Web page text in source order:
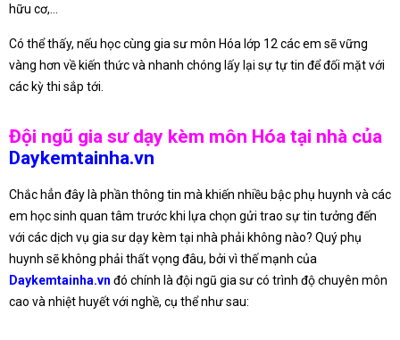
hữu cơ,…
Có thể thấy, nếu học cùng gia sư môn Hóa lớp 12 các em sẽ vững
vàng hơn về kiến thức và nhanh chóng lấy lại sự tự tin để đối mặt với
các kỳ thi sắp tới.
Đội ngũ gia sư dạy kèm môn Hóa tại nhà của
Daykemtainha.vn
Chắc hẳn đây là phần thông tin mà khiến nhiều bậc phụ huynh và các
em học sinh quan tâm trước khi lựa chọn gửi trao sự tin tưởng đến
với các dịch vụ gia sư dạy kèm tại nhà phải không nào? Quý phụ
huynh sẽ không phải thất vọng đâu, bởi vì thế mạnh của
Daykemtainha.vn đó chính là đội ngũ gia sư có trình độ chuyên môn
cao và nhiệt huyết với nghề, cụ thể như sau: